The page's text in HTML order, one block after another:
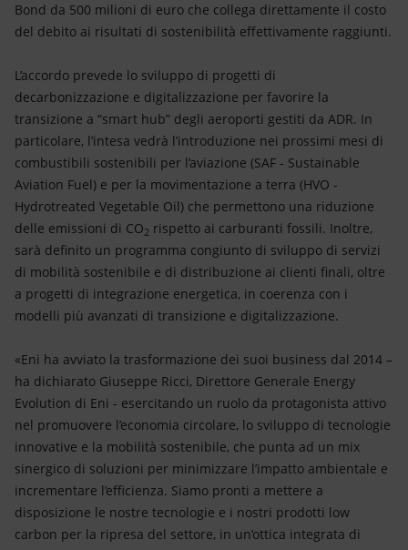
Bond da 500 milioni di euro che collega direttamente il costo
del debito ai risultati di sostenibilità effettivamente raggiunti.
L’accordo prevede lo sviluppo di progetti di
decarbonizzazione e digitalizzazione per favorire la
transizione a “smart hub” degli aeroporti gestiti da ADR. In
particolare, l’intesa vedrà l’introduzione nei prossimi mesi di
combustibili sostenibili per l’aviazione (SAF - Sustainable
Aviation Fuel) e per la movimentazione a terra (HVO -
Hydrotreated Vegetable Oil) che permettono una riduzione
delle emissioni di CO2 rispetto ai carburanti fossili. Inoltre,
sarà definito un programma congiunto di sviluppo di servizi
di mobilità sostenibile e di distribuzione ai clienti finali, oltre
a progetti di integrazione energetica, in coerenza con i
modelli più avanzati di transizione e digitalizzazione.
«Eni ha avviato la trasformazione dei suoi business dal 2014 –
ha dichiarato Giuseppe Ricci, Direttore Generale Energy
Evolution di Eni - esercitando un ruolo da protagonista attivo
nel promuovere l’economia circolare, lo sviluppo di tecnologie
innovative e la mobilità sostenibile, che punta ad un mix
sinergico di soluzioni per minimizzare l’impatto ambientale e
incrementare l’efficienza. Siamo pronti a mettere a
disposizione le nostre tecnologie e i nostri prodotti low
carbon per la ripresa del settore, in un’ottica integrata di